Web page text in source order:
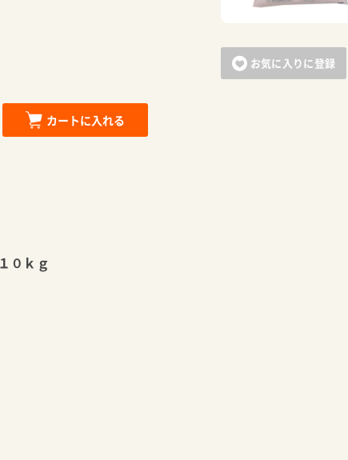
カートに入れる
お気に入りに登録
０ｋｇ